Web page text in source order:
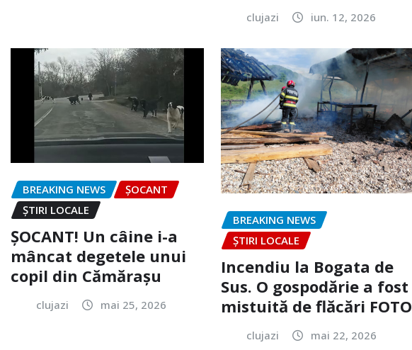
clujazi iun. 12, 2026
BREAKING NEWS
ȘOCANT
ȘTIRI LOCALE
ȘOCANT! Un câine i-a
mâncat degetele unui
copil din Cămărașu
clujazi mai 25, 2026
BREAKING NEWS
ȘTIRI LOCALE
Incendiu la Bogata de
Sus. O gospodărie a fost
mistuită de flăcări FOTO
clujazi mai 22, 2026